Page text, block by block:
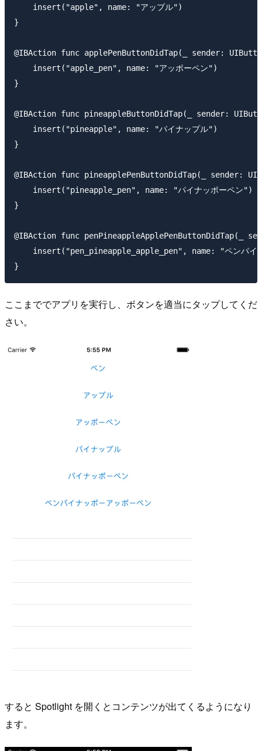
    insert("apple", name: "アップル")
}
@IBAction func applePenButtonDidTap(_ sender:
    insert("apple_pen", name: "アッポーペン")
}
@IBAction func pineappleButtonDidTap(_ sender:
    insert("pineapple", name: "パイナップル")
}
@IBAction func pineapplePenButtonDidTap(_ sender:
    insert("pineapple_pen", name: "パイナッポーペン")
}
@IBAction func penPineappleApplePenButtonDidTap(_
insert("pen_pineapple_apple_pen", name: "ペンパイ
ここまででアプリを実行し、ボタンを適当にタップしてくだ
さい。
すると Spotlight を開くとコンテンツが出てくるようになり
ます。